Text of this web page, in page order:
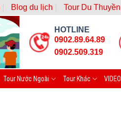
Blog du lịch Tour Du Thuyền
HOTLINE
0902.89.64.89
0902.509.319
Tour Nước Ngoài Tour Khác VIDEO